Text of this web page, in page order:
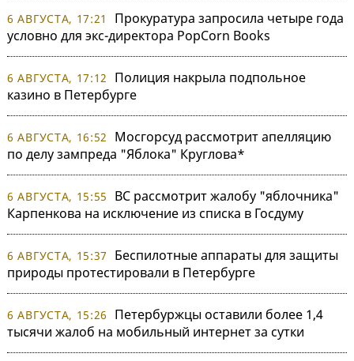
6 АВГУСТА, 17:21
Прокуратура запросила четыре года
условно для экс-директора PopCorn Books
6 АВГУСТА, 17:12
Полиция накрыла подпольное
казино в Петербурге
6 АВГУСТА, 16:52
Мосгорсуд рассмотрит апелляцию
по делу зампреда "Яблока" Круглова*
6 АВГУСТА, 15:55
ВС рассмотрит жалобу "яблочника"
Карпенкова на исключение из списка в Госдуму
6 АВГУСТА, 15:37
Беспилотные аппараты для защиты
природы протестировали в Петербурге
6 АВГУСТА, 15:26
Петербуржцы оставили более 1,4
тысячи жалоб на мобильный интернет за сутки